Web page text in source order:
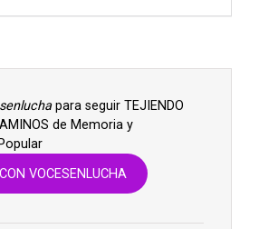
para seguir TEJIENDO
de Memoria y
VOCESENLUCHA